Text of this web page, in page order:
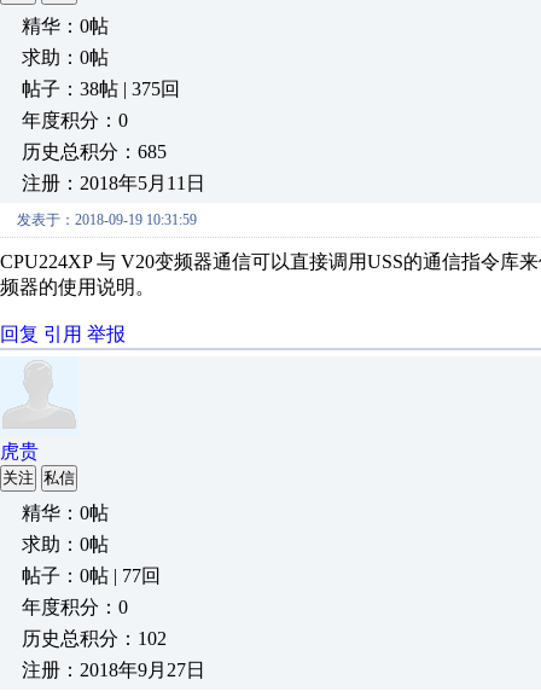
精华：0帖
求助：0帖
帖子：38帖 | 375回
年度积分：0
历史总积分：685
注册：2018年5月11日
发表于：2018-09-19 10:31:59
CPU224XP 与 V20变频器通信可以直接调用USS的通信指令库
频器的使用说明。
回复 引用 举报
虎贵
关注 私信
精华：0帖
求助：0帖
帖子：0帖 | 77回
年度积分：0
历史总积分：102
注册：2018年9月27日